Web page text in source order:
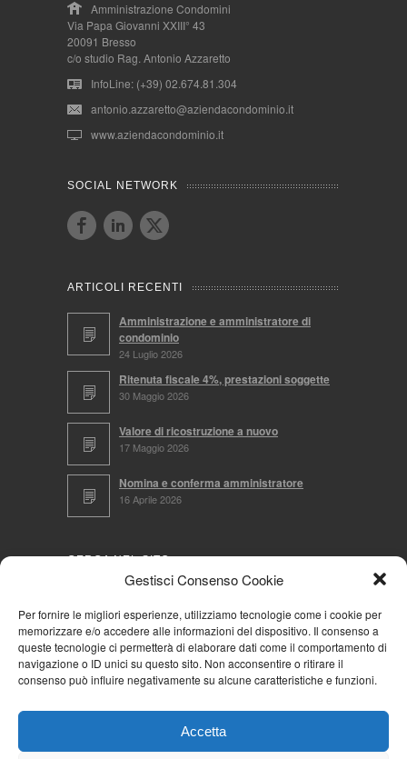
Gestisci Consenso Cookie
Per fornire le migliori esperienze, utilizziamo tecnologie come i cookie per
memorizzare e/o accedere alle informazioni del dispositivo. Il consenso a
queste tecnologie ci permetterà di elaborare dati come il comportamento di
navigazione o ID unici su questo sito. Non acconsentire o ritirare il
consenso può influire negativamente su alcune caratteristiche e funzioni.
Accetta
Amministrazione Condomini
Via Papa Giovanni XXIII° 43
20091 Bresso
c/o studio Rag. Antonio Azzaretto
InfoLine: (+39) 02.674.81.304
antonio.azzaretto@aziendacondominio.it
www.aziendacondominio.it
SOCIAL NETWORK
ARTICOLI RECENTI
Amministrazione e amministratore di
condominio
24 Luglio 2026
Ritenuta fiscale 4%, prestazioni soggette
30 Maggio 2026
Valore di ricostruzione a nuovo
17 Maggio 2026
Nomina e conferma amministratore
16 Aprile 2026
CERCA NEL SITO
NAVIGA PER
Mappa completa
Cookie Policy (UE)